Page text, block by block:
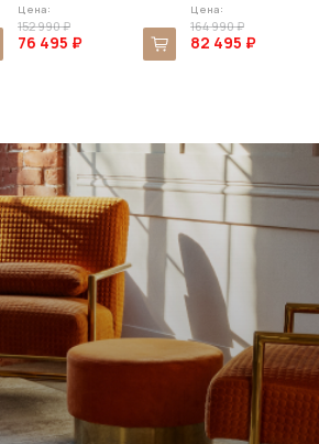
Цена:
152 990 ₽
76 495 ₽
Цена:
164 990 ₽
82 495 ₽